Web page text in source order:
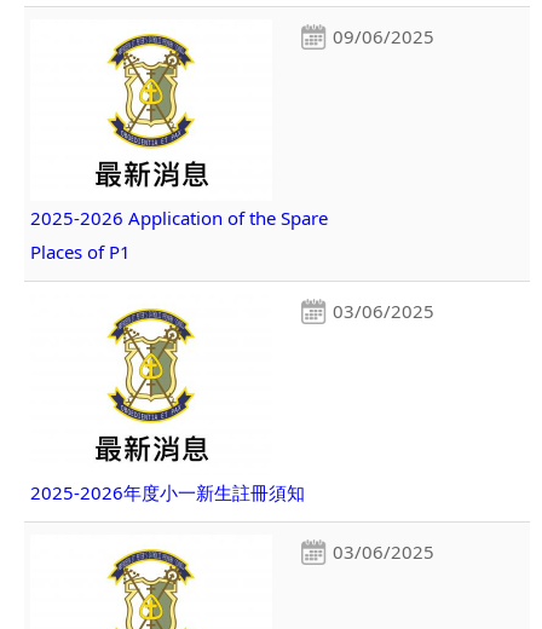
09/06/2025
2025-2026 Application of the Spare
Places of P1
03/06/2025
2025-2026年度小一新生註冊須知
03/06/2025